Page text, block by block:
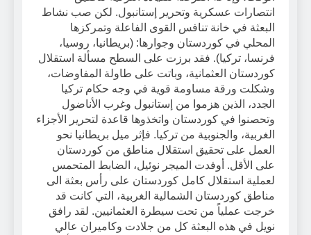
انتصارات عسكرية وتحرير إستانبول. لكن صب نشاط
البعثة في خانة تنافس القوى الفاعلة وتمركزها
المحلي في كوردستان وجوارها: (بريطانيا، روسيا،
فرنسا، تركيا). فقد برزت على السطح مسألة استقلال
كوردستان العثمانية، وباتت على طاولة المفاوضات،
وشكلت ورقة مساومة قوية في وجه حكام تركيا
الجدد، الذين هزموا من إستانبول وغرب الأناضول
وتحصنوا في كوردستان واتخذوها قاعدة لتحرير الأجزاء
الغربية، والجنوبية من تركيا. فإثر ميل بريطانيا نحو
العمل على تحقيق استقلال مناطق من كوردستان
على الأقل. أوفدت الميجر نوئيل، الضابط المتحمس
لعملية استقلال كامل كوردستان على رأس بعثة الى
مناطق كوردستان الشمالية الغربية، التي كانت قد
خرجت عملياً من تحت سيطرة العثمانيين. لقد رافق
نويل في هذه البعثة كل من جلادت وكاميران عالي